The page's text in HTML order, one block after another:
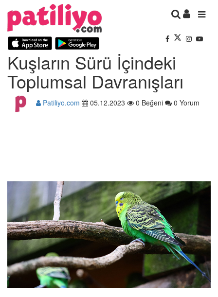
Kuşların Sürü İçindeki
Toplumsal Davranışları
Patiliyo.com 05.12.2023 0 Beğeni 0 Yorum